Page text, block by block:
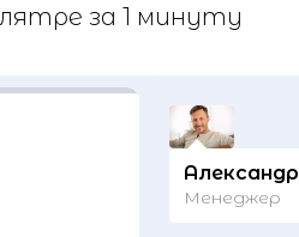
за 1 минуту
Александр
Менеджер